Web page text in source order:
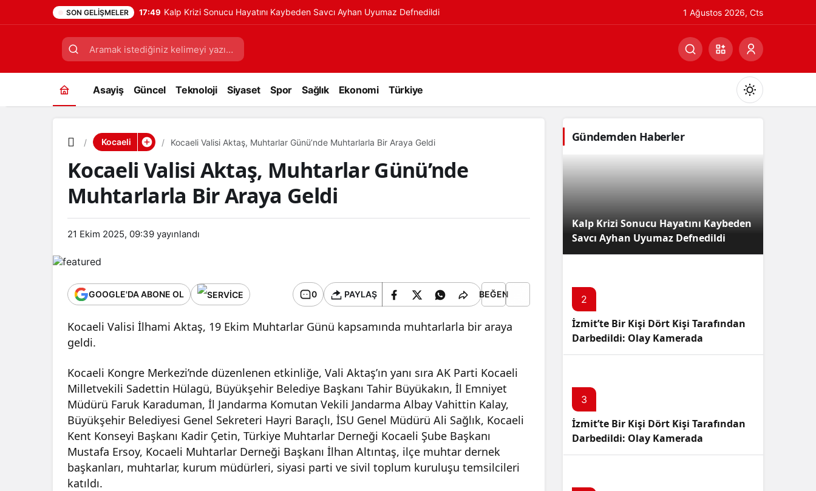
SON GELIŞMELER 17:49 Kalp Krizi Sonucu Hayatını Kaybeden Savcı Ayhan Uyumaz Defnedildi 1 Ağustos 2026, Cts
Asayiş Güncel Teknoloji Siyaset Spor Sağlık Ekonomi Türkiye
Gece Modu
Gece modunu seçin.
Kocaeli Kocaeli Valisi Aktaş, Muhtarlar Günü’nde Muhtarlarla Bir Araya Geldi
Kocaeli Valisi Aktaş, Muhtarlar Günü’nde
Muhtarlarla Bir Araya Geldi
21 Ekim 2025, 09:39 yayınlandı
GOOGLE'DA ABONE OL 0 PAYLAŞ BEĞEN
Kocaeli Valisi İlhami Aktaş, 19 Ekim Muhtarlar Günü kapsamında muhtarlarla bir araya
geldi.
Kocaeli Kongre Merkezi’nde düzenlenen etkinliğe, Vali Aktaş’ın yanı sıra AK Parti Kocaeli
Milletvekili Sadettin Hülagü, Büyükşehir Belediye Başkanı Tahir Büyükakın, İl Emniyet
Müdürü Faruk Karaduman, İl Jandarma Komutan Vekili Jandarma Albay Vahittin Kalay,
Büyükşehir Belediyesi Genel Sekreteri Hayri Baraçlı, İSU Genel Müdürü Ali Sağlık, Kocaeli
Kent Konseyi Başkanı Kadir Çetin, Türkiye Muhtarlar Derneği Kocaeli Şube Başkanı
Mustafa Ersoy, Kocaeli Muhtarlar Derneği Başkanı İlhan Altıntaş, ilçe muhtar dernek
başkanları, muhtarlar, kurum müdürleri, siyasi parti ve sivil toplum kuruluşu temsilcileri
katıldı.
Gündemden Haberler
Kalp Krizi Sonucu Hayatını Kaybeden
Savcı Ayhan Uyumaz Defnedildi
2
İzmit’te Bir Kişi Dört Kişi Tarafından
Darbedildi: Olay Kamerada
3
İzmit’te Bir Kişi Dört Kişi Tarafından
Darbedildi: Olay Kamerada